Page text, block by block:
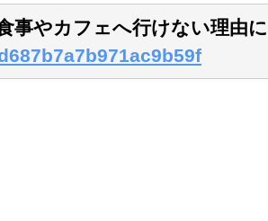
事やカフェへ行けない理由